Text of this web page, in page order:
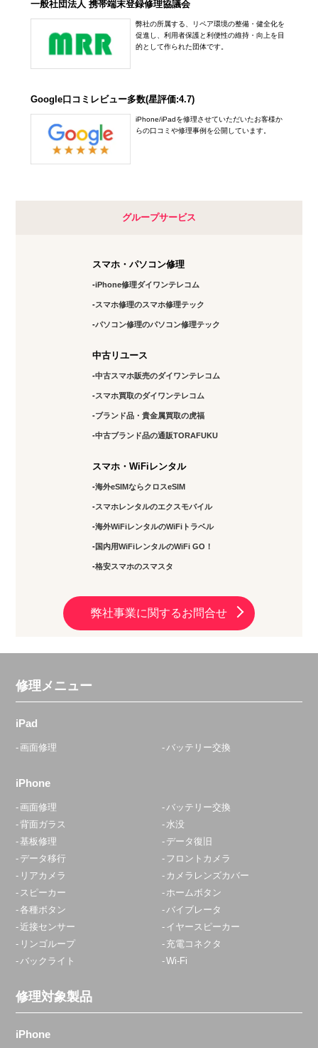
一般社団法人 携帯端末登録修理協議会
弊社の所属する、リペア環境の整備・健全化を
促進し、利用者保護と利便性の維持・向上を目
的として作られた団体です。
Google口コミレビュー多数(星評価:4.7)
iPhone/iPadを修理させていただいたお客様か
らの口コミや修理事例を公開しています。
グループサービス
スマホ・パソコン修理
iPhone修理ダイワンテレコム
スマホ修理のスマホ修理テック
パソコン修理のパソコン修理テック
中古リユース
中古スマホ販売のダイワンテレコム
スマホ買取のダイワンテレコム
ブランド品・貴金属買取の虎福
中古ブランド品の通販TORAFUKU
スマホ・WiFiレンタル
海外eSIMならクロスeSIM
スマホレンタルのエクスモバイル
海外WiFiレンタルのWiFiトラベル
国内用WiFiレンタルのWiFi GO！
格安スマホのスマスタ
弊社事業に関するお問合せ
修理メニュー
iPad
画面修理 バッテリー交換
iPhone
画面修理
バッテリー交換
背面ガラス
水没
基板修理
データ復旧
データ移行
フロントカメラ
リアカメラ
カメラレンズカバー
スピーカー
ホームボタン
各種ボタン
バイブレータ
近接センサー
イヤースピーカー
リンゴループ
充電コネクタ
バックライト
Wi-Fi
修理対象製品
iPhone